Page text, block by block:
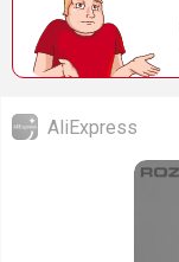
AliExpress